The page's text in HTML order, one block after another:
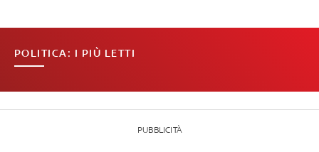
POLITICA: I PIÙ LETTI
PUBBLICITÀ